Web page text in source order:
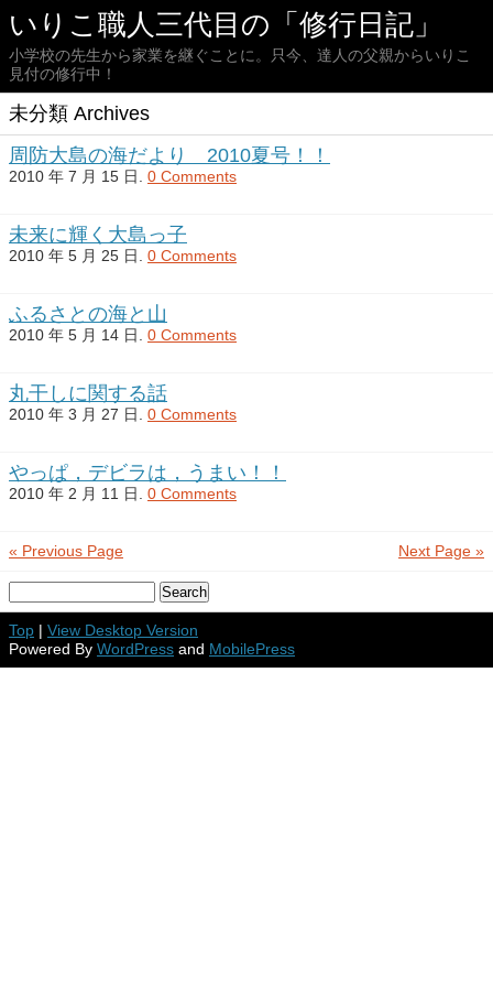
いりこ職人三代目の「修行日記」
小学校の先生から家業を継ぐことに。只今、達人の父親からいりこ
見付の修行中！
未分類 Archives
周防大島の海だより 2010夏号！！
2010 年 7 月 15 日. 0 Comments
未来に輝く大島っ子
2010 年 5 月 25 日. 0 Comments
ふるさとの海と山
2010 年 5 月 14 日. 0 Comments
丸干しに関する話
2010 年 3 月 27 日. 0 Comments
やっぱ，デビラは，うまい！！
2010 年 2 月 11 日. 0 Comments
Next Page »
« Previous Page
Top | View Desktop Version
Powered By WordPress and MobilePress